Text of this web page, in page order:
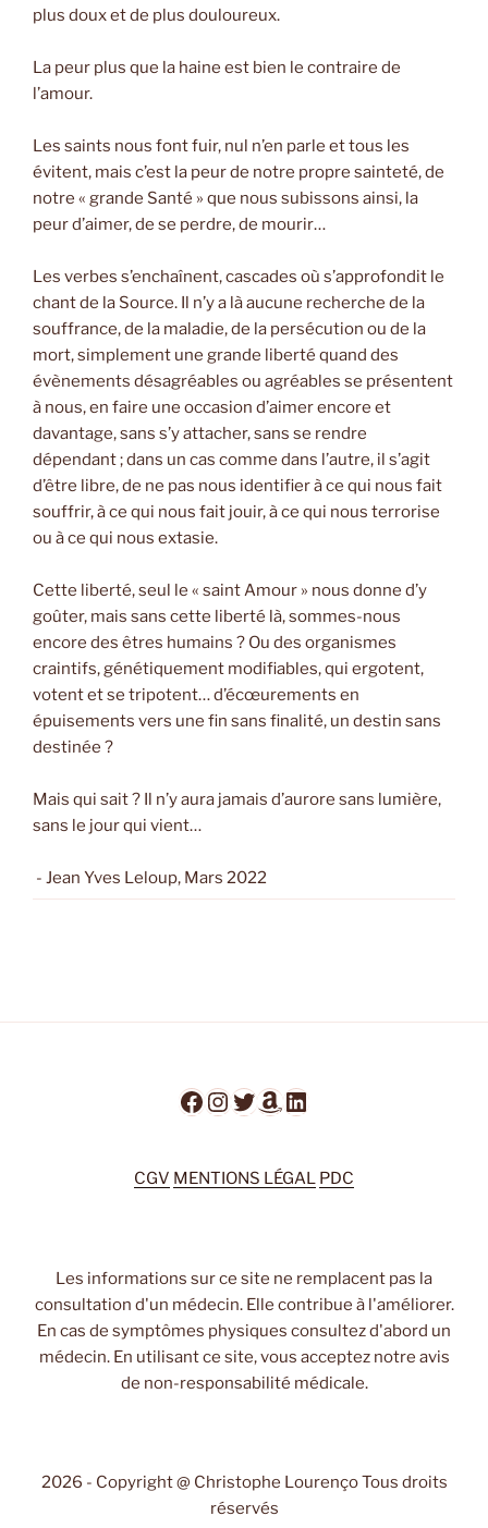
plus doux et de plus douloureux.
La peur plus que la haine est bien le contraire de
l’amour.
Les saints nous font fuir, nul n’en parle et tous les
évitent, mais c’est la peur de notre propre sainteté, de
notre « grande Santé » que nous subissons ainsi, la
peur d’aimer, de se perdre, de mourir…
Les verbes s’enchaînent, cascades où s’approfondit le
chant de la Source. Il n’y a là aucune recherche de la
souffrance, de la maladie, de la persécution ou de la
mort, simplement une grande liberté quand des
évènements désagréables ou agréables se présentent
à nous, en faire une occasion d’aimer encore et
davantage, sans s’y attacher, sans se rendre
dépendant ; dans un cas comme dans l’autre, il s’agit
d’être libre, de ne pas nous identifier à ce qui nous fait
souffrir, à ce qui nous fait jouir, à ce qui nous terrorise
ou à ce qui nous extasie.
Cette liberté, seul le « saint Amour » nous donne d’y
goûter, mais sans cette liberté là, sommes-nous
encore des êtres humains ? Ou des organismes
craintifs, génétiquement modifiables, qui ergotent,
votent et se tripotent… d’écœurements en
épuisements vers une fin sans finalité, un destin sans
destinée ?
Mais qui sait ? Il n’y aura jamais d’aurore sans lumière,
sans le jour qui vient…
- Jean Yves Leloup, Mars 2022
Facebook
Instagram
Twitter
Amazon
LinkedIn
CGV MENTIONS LÉGAL PDC
Les informations sur ce site ne remplacent pas la
consultation d'un médecin. Elle contribue à l'améliorer.
En cas de symptômes physiques consultez d'abord un
médecin. En utilisant ce site, vous acceptez notre avis
de non-responsabilité médicale.
2026 - Copyright @ Christophe Lourenço Tous droits
réservés